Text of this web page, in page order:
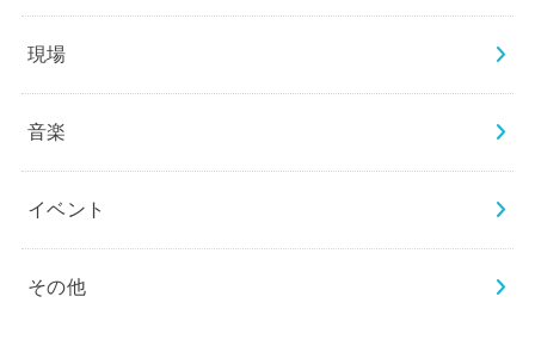
現場
音楽
イベント
その他